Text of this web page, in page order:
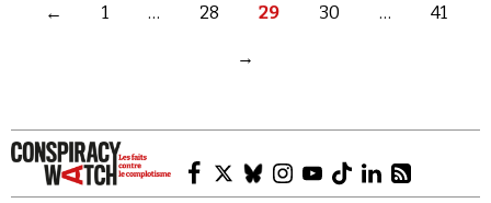
← 1 … 28 29 30 … 41
→